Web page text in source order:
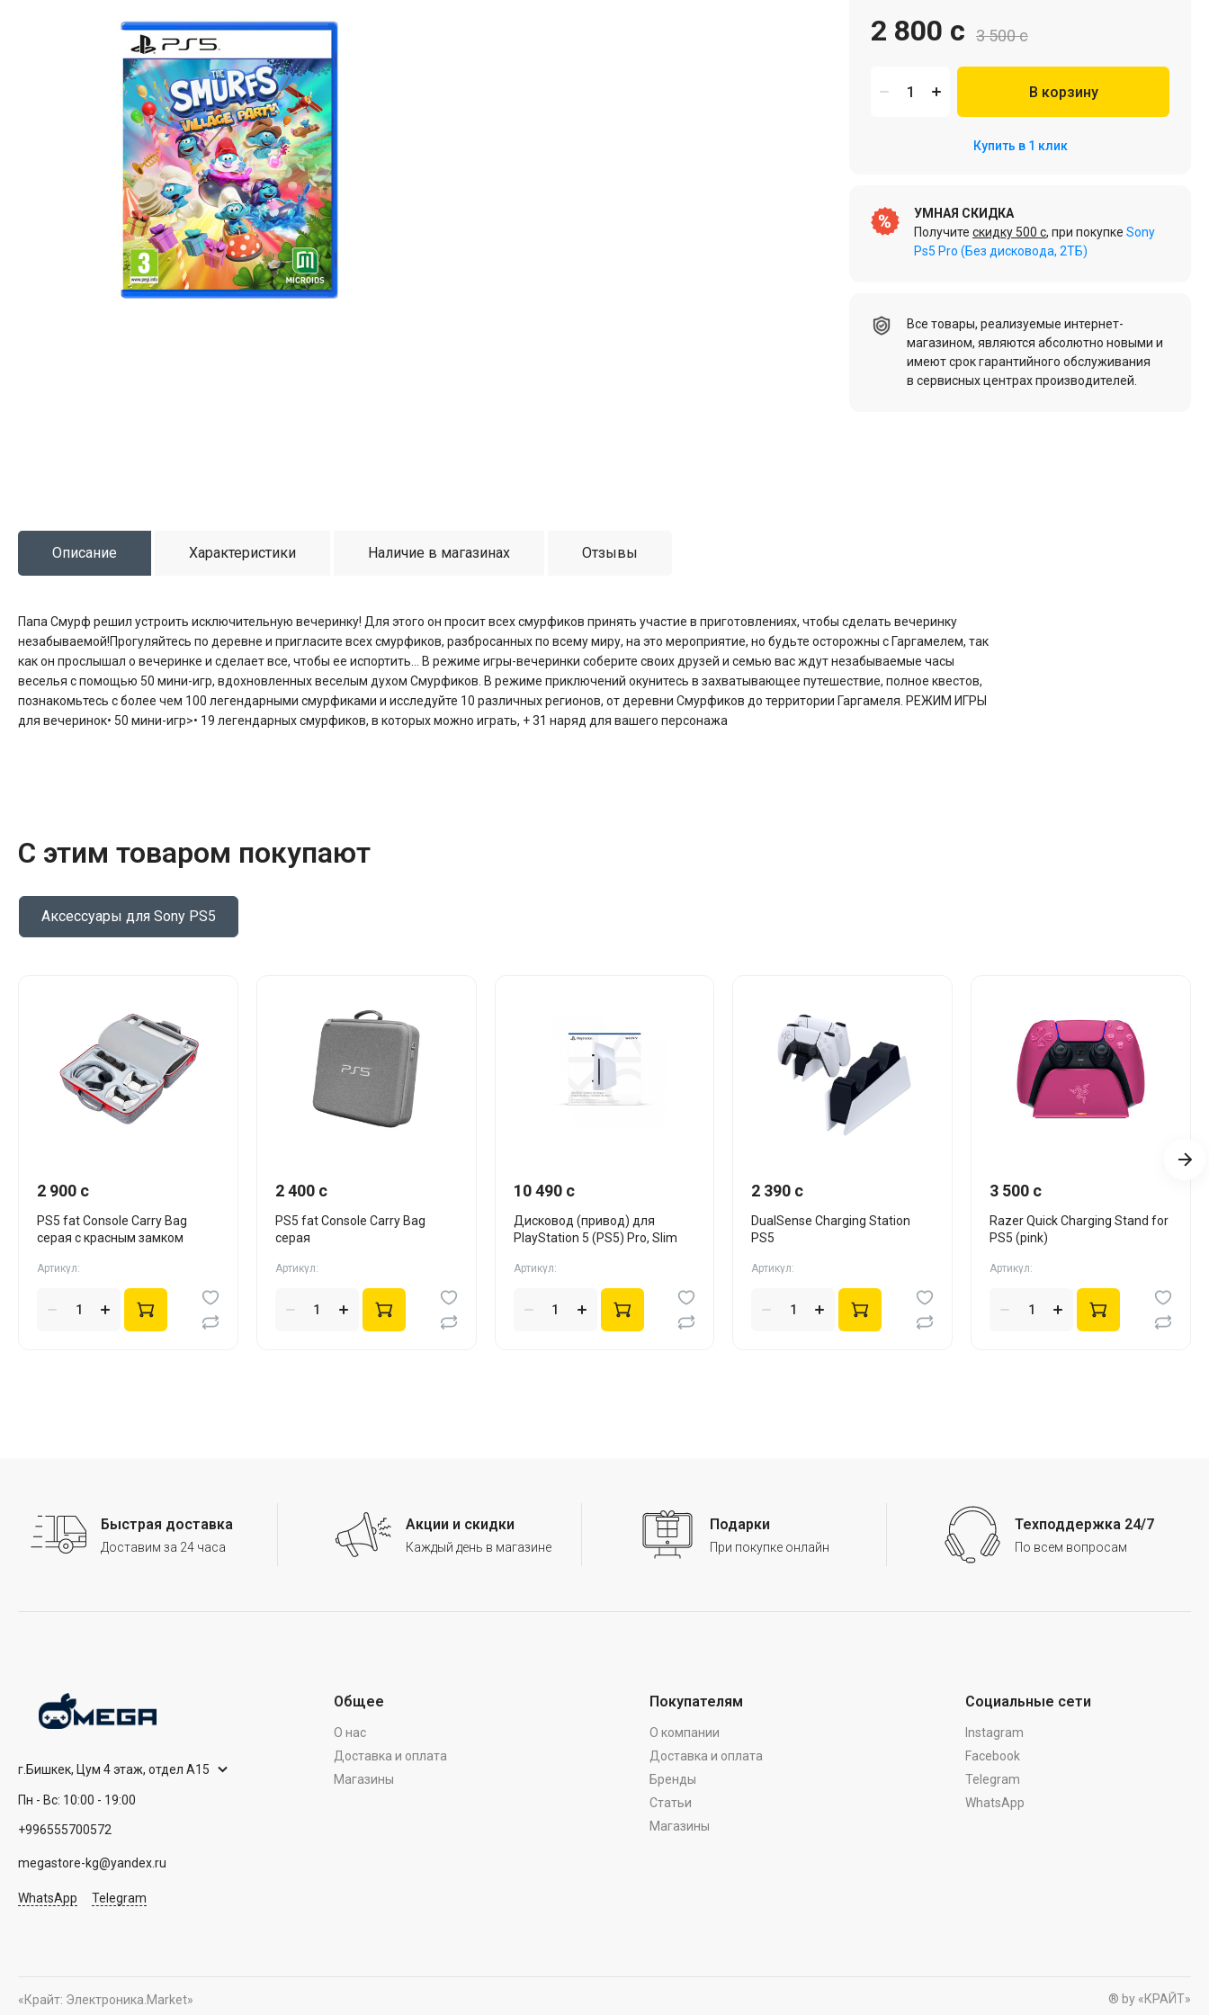
Наушники
Колонки Цифровые товары (Подписки PSN, Xbox, Steam, ПК)
Рюкзаки, сумки
3 500 c
2 800 c
В корзину
Купить в 1 клик
УМНАЯ СКИДКА
Получите скидку 500 c, при покупке Sony
Ps5 Pro (Без дисковода, 2ТБ)
Все товары, реализуемые интернет-
магазином, являются абсолютно новыми и
имеют срок гарантийного обслуживания
в сервисных центрах производителей.
Описание Характеристики Наличие в магазинах Отзывы
Папа Смурф решил устроить исключительную вечеринку! Для этого он просит всех смурфиков принять участие в приготовлениях, чтобы сделать вечеринку
незабываемой!Прогуляйтесь по деревне и пригласите всех смурфиков, разбросанных по всему миру, на это мероприятие, но будьте осторожны с Гаргамелем, так
как он прослышал о вечеринке и сделает все, чтобы ее испортить... В режиме игры-вечеринки соберите своих друзей и семью вас ждут незабываемые часы
веселья с помощью 50 мини-игр, вдохновленных веселым духом Смурфиков. В режиме приключений окунитесь в захватывающее путешествие, полное квестов,
познакомьтесь с более чем 100 легендарными смурфиками и исследуйте 10 различных регионов, от деревни Смурфиков до территории Гаргамеля. РЕЖИМ ИГРЫ
для вечеринок• 50 мини-игр>• 19 легендарных смурфиков, в которых можно играть, + 31 наряд для вашего персонажа
С этим товаром покупают
Аксессуары для Sony PS5
2 900 c
PS5 fat Console Carry Bag
серая с красным замком
Артикул:
2 400 c
PS5 fat Console Carry Bag
серая
Артикул:
10 490 c
Дисковод (привод) для
PlayStation 5 (PS5) Pro, Slim
Артикул:
2 390 c
DualSense Charging Station
PS5
Артикул:
3 500 c
Razer Quick Charging Stand for
PS5 (pink)
Артикул:
Быстрая доставка
Доставим за 24 часа
Акции и скидки
Каждый день в магазине
Подарки
При покупке онлайн
Техподдержка 24/7
По всем вопросам
г.Бишкек, Цум 4 этаж, отдел А15
Пн - Вс: 10:00 - 19:00
+996555700572
megastore-kg@yandex.ru
WhatsApp Telegram
Общее
О нас
Доставка и оплата
Магазины
Покупателям
О компании
Доставка и оплата
Бренды
Статьи
Магазины
Социальные сети
Instagram
Facebook
Telegram
WhatsApp
«Крайт: Электроника.Market» ® by «КРАЙТ»